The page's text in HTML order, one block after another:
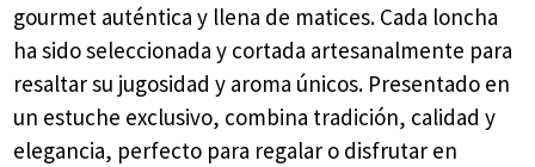
gourmet auténtica y llena de matices. Cada loncha
ha sido seleccionada y cortada artesanalmente para
resaltar su jugosidad y aroma únicos. Presentado en
un estuche exclusivo, combina tradición, calidad y
elegancia, perfecto para regalar o disfrutar en